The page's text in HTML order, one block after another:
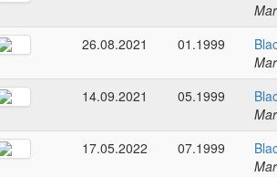
26.08.2021
01.1999
14.09.2021
05.1999
17.05.2022
07.1999